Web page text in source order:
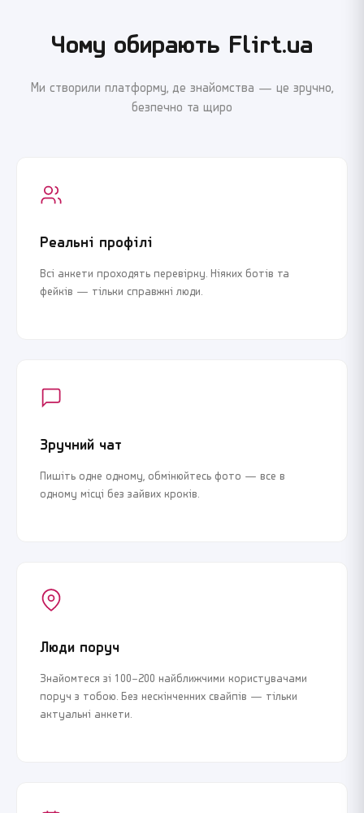
Чому обирають Flirt.ua
Ми створили платформу, де знайомства — це зручно,
безпечно та щиро
Реальні профілі
Всі анкети проходять перевірку. Ніяких ботів та
фейків — тільки справжні люди.
Зручний чат
Пишіть одне одному, обмінюйтесь фото — все в
одному місці без зайвих кроків.
Люди поруч
Знайомтеся зі 100–200 найближчими користувачами
поруч з тобою. Без нескінченних свайпів — тільки
актуальні анкети.